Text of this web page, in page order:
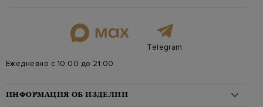
Telegram
Ежедневно с 10:00 до 21:00
ИНФОРМАЦИЯ ОБ ИЗДЕЛИИ